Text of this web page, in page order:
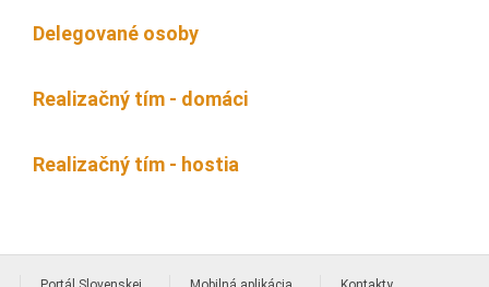
Delegované osoby
Realizačný tím - domáci
Realizačný tím - hostia